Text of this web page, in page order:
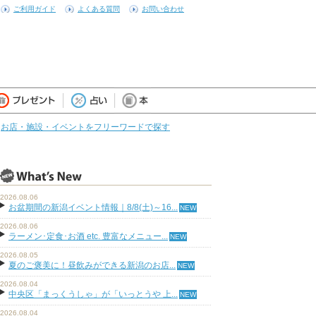
ご利用ガイド よくある質問 お問い合わせ
お店・施設・イベントをフリーワードで探す
2026.08.06
お盆期間の新潟イベント情報｜8/8(土)～16...
2026.08.06
ラーメン･定食･お酒 etc. 豊富なメニュー...
2026.08.05
夏のご褒美に！昼飲みができる新潟のお店...
2026.08.04
中央区「まっくうしゃ」が「いっとうや 上...
2026.08.04